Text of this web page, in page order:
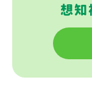
想知